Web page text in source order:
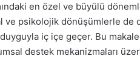
en özel ve büyülü
psikolojik dönüşümlerle de
iç içe geçer. Bu
destek mekanizmaları